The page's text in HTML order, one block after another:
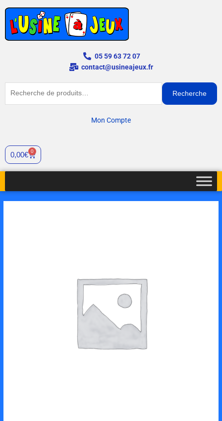
contenu
05 59 63 72 07
contact@usineajeux.fr
Recherche
Mon Compte
0,00€ 0
Panier